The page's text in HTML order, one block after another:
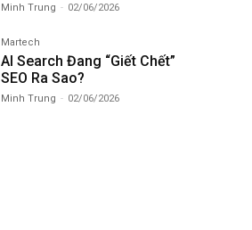
Minh Trung - 02/06/2026
Martech
AI Search Đang “Giết Chết”
SEO Ra Sao?
Minh Trung - 02/06/2026